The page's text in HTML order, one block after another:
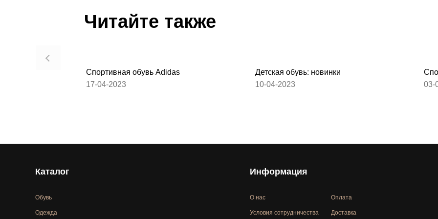
Читайте также
Спортивная обувь Adidas
17-04-2023
Детская обувь: новинки
10-04-2023
03-
Каталог
Обувь
Одежда
Информация
О нас
Условия сотрудничества
Оплата
Доставка